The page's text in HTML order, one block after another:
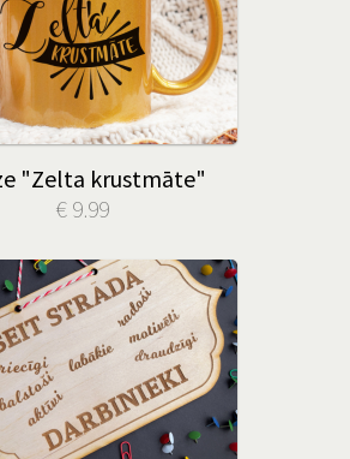
"Zelta krustmāte"
€ 9.99